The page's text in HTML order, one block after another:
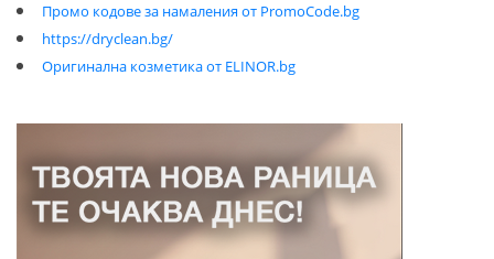
Промо кодове за намаления от PromoCode.bg
https://dryclean.bg/
Оригинална козметика от ELINOR.bg